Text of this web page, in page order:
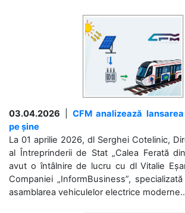
03.04.2026
CFM analizează
pe șine
La 01 aprilie 2026, dl Serghei Cotelinic,
al Întreprinderii de Stat „Calea Ferată
avut o întâlnire de lucru cu dl Vitalie
Companiei „InformBusiness”,
asamblarea vehiculelor electrice